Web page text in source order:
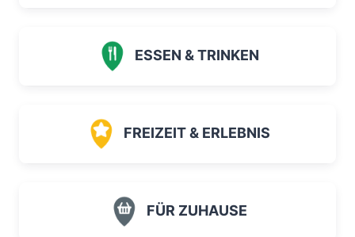
ESSEN & TRINKEN
FREIZEIT & ERLEBNIS
FÜR ZUHAUSE